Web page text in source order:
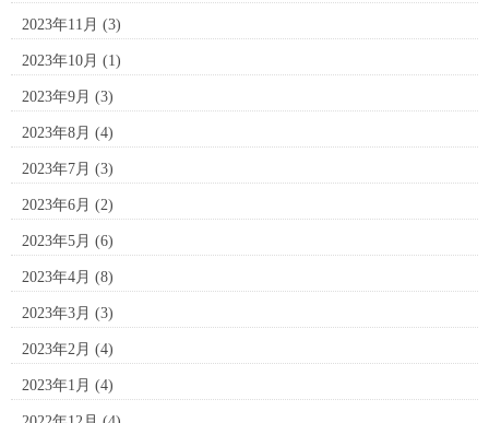
2023年11月 (3)
2023年10月 (1)
2023年9月 (3)
2023年8月 (4)
2023年7月 (3)
2023年6月 (2)
2023年5月 (6)
2023年4月 (8)
2023年3月 (3)
2023年2月 (4)
2023年1月 (4)